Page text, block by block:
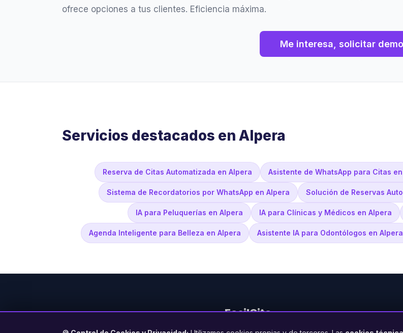
ofrece opciones a tus clientes. Eficiencia máxima.
Me interesa, solicitar demo
Servicios destacados en Alpera
Reserva de Citas Automatizada en Alpera Asistente de WhatsApp para Citas
Sistema de Recordatorios por WhatsApp en Alpera Solución de Reservas
IA para Peluquerías en Alpera IA para Clínicas y Médicos en Alpera
Agenda Inteligente para Belleza en Alpera Asistente IA para Odontólogos en Alpera
FacilCita